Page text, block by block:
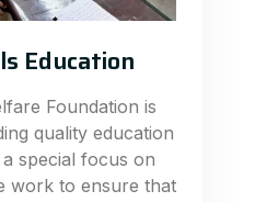
Education
Foundation is
quality education
special focus on
work to ensure that